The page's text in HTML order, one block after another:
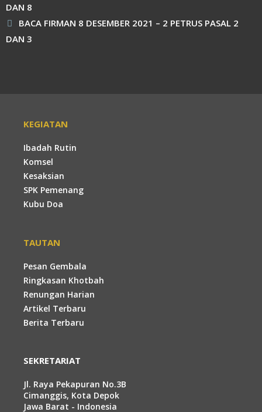
DAN 8
BACA FIRMAN 8 DESEMBER 2021 – 2 PETRUS PASAL 2
DAN 3
KEGIATAN
Ibadah Rutin
Komsel
Kesaksian
SPK Pemenang
Kubu Doa
TAUTAN
Pesan Gembala
Ringkasan Khotbah
Renungan Harian
Artikel Terbaru
Berita Terbaru
SEKRETARIAT
Jl. Raya Pekapuran No.3B
Cimanggis, Kota Depok
Jawa Barat - Indonesia